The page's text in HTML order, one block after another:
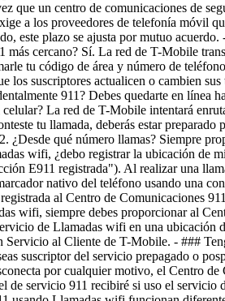
que un centro de comunicaciones de
a los proveedores de telefonía móvil
este plazo se ajusta por mutuo acuerdo.
cercano? Sí. La red de T-Mobile
tu código de área y número de
suscriptores actualicen o cambien
911? Debes quedarte en línea
La red de T-Mobile intentará
tu llamada, deberás estar preparado
¿Desde qué número llamas? Siempre
wifi, ¿debo registrar la ubicación de
E911 registrada"). Al realizar una
nativo del teléfono usando una
al Centro de Comunicaciones
wifi, siempre debes proporcionar al
de Llamadas wifi en una ubicación
al Cliente de T-Mobile. - ###
suscriptor del servicio prepagado o
por cualquier motivo, el Centro de
de servicio 911 recibiré si uso el servicio